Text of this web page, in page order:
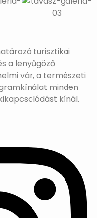
turisztikai
a lenyűgöző
vár, a természeti
minden
kínál.